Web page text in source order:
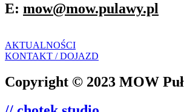
E: mow@mow.pulawy.pl
AKTUALNOŚCI
KONTAKT / DOJAZD
Copyright © 2023 MOW